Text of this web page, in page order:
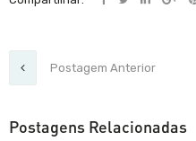
Postagem Anterior
Postagens Relacionadas